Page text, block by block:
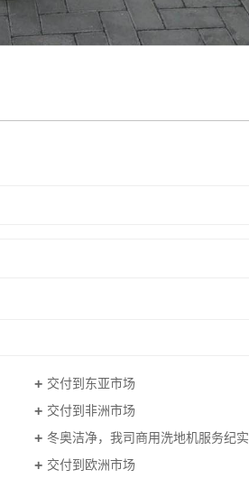
交付到东亚市场
交付到非洲市场
冬奥洁净，我司商用洗地机服务纪实
交付到欧洲市场